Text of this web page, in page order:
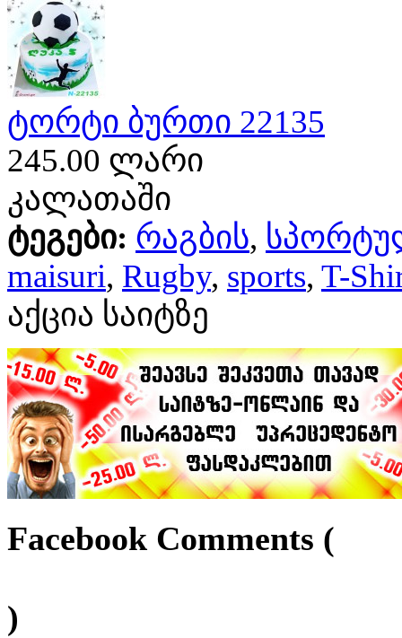
ტორტი ბურთი 22135
245.00 ლარი
კალათაში
ტეგები: რაგბის,
maisuri, Rugby, sports, T-
აქცია საიტზე
Facebook Comments (
)